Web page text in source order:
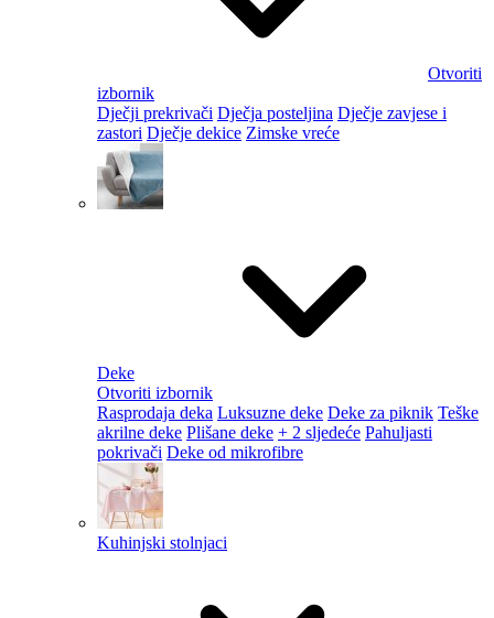
Otvoriti
izbornik
Dječji prekrivači Dječja posteljina Dječje zavjese i
zastori Dječje dekice Zimske vreće
Deke
Otvoriti izbornik
Rasprodaja deka Luksuzne deke Deke za piknik Teške
akrilne deke Plišane deke + 2 sljedeće Pahuljasti
pokrivači Deke od mikrofibre
Kuhinjski stolnjaci